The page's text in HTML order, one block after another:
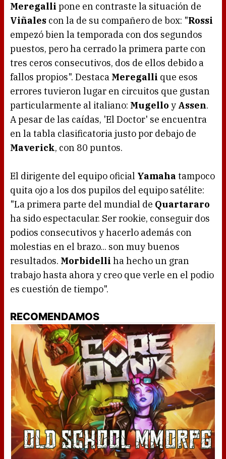
Meregalli pone en contraste la situación de
Viñales con la de su compañero de box: "Rossi
empezó bien la temporada con dos segundos
puestos, pero ha cerrado la primera parte con
tres ceros consecutivos, dos de ellos debido a
fallos propios". Destaca Meregalli que esos
errores tuvieron lugar en circuitos que gustan
particularmente al italiano: Mugello y Assen.
A pesar de las caídas, 'El Doctor' se encuentra
en la tabla clasificatoria justo por debajo de
Maverick, con 80 puntos.
El dirigente del equipo oficial Yamaha tampoco
quita ojo a los dos pupilos del equipo satélite:
"La primera parte del mundial de Quartararo
ha sido espectacular. Ser rookie, conseguir dos
podios consecutivos y hacerlo además con
molestias en el brazo... son muy buenos
resultados. Morbidelli ha hecho un gran
trabajo hasta ahora y creo que verle en el podio
es cuestión de tiempo".
RECOMENDAMOS